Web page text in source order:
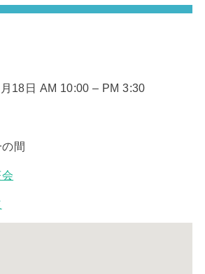
18日 AM 10:00 – PM 3:30
間